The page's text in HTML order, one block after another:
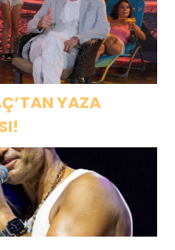
YAZA